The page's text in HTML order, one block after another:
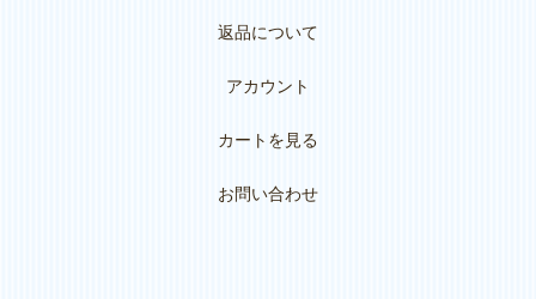
返品について
アカウント
カートを見る
お問い合わせ